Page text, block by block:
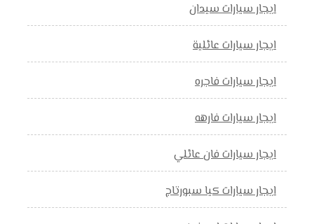
ايجار سيارات سيدان
ايجار سيارات عائلية
ايجار سيارات فاجره
ايجار سيارات فارهه
ايجار سيارات فان عائلي
ايجار سيارات كيا سبورتاج